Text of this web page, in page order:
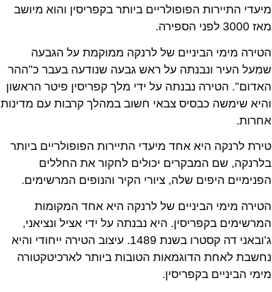
מיעדי התיירות הפופולריים ביותר בקפריסין והוא מיושב
מאז 3000 לפני הספירה.
הטירה מימי הביניים של לרנקה ממוקמת על הגבעה
שמעל העיר ונבנתה על ראש גבעה שנודעה בעבר כ"ההר
האדום". הטירה נבנתה על ידי מלך קפריסין פיטר הראשון
והיא שימשה כבסיס צבאי חשוב במהלך קרבות עם מדינות
אחרות.
טירת לרנקה היא אחד מיעדי התיירות הפופולריים ביותר
בלרנקה, שם המבקרים יכולים לחקור את החללים
הפנימיים היפים שלה, ציורי הקיר והנופים המרשימים.
הטירה מימי הביניים של לרנקה היא אחד המקומות
המרשימים בקפריסין. היא נבנתה על ידי אציל ונציאני,
ג'ובאני דה קסטרו בשנת 1489. עיצוב הטירה ייחודי והיא
נחשבת לאחת הדוגמאות הטובות ביותר לארכיטקטורה
מימי הביניים בקפריסין.